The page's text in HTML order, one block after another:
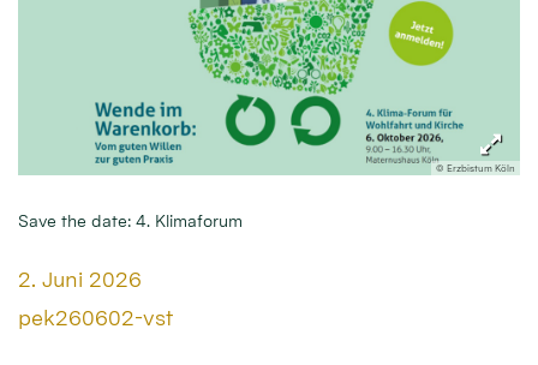
© Erzbistum Köln
Save the date: 4. Klimaforum
Datum:
2. Juni 2026
Von:
pek260602-vst